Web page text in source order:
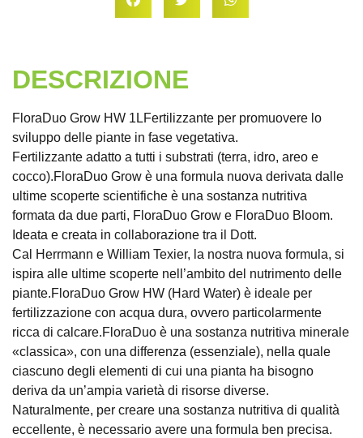
DESCRIZIONE
FloraDuo Grow HW 1LFertilizzante per promuovere lo
sviluppo delle piante in fase vegetativa.
Fertilizzante adatto a tutti i substrati (terra, idro, areo e
cocco).FloraDuo Grow è una formula nuova derivata dalle
ultime scoperte scientifiche è una sostanza nutritiva
formata da due parti, FloraDuo Grow e FloraDuo Bloom.
Ideata e creata in collaborazione tra il Dott.
Cal Herrmann e William Texier, la nostra nuova formula, si
ispira alle ultime scoperte nell’ambito del nutrimento delle
piante.FloraDuo Grow HW (Hard Water) è ideale per
fertilizzazione con acqua dura, ovvero particolarmente
ricca di calcare.FloraDuo è una sostanza nutritiva minerale
«classica», con una differenza (essenziale), nella quale
ciascuno degli elementi di cui una pianta ha bisogno
deriva da un’ampia varietà di risorse diverse.
Naturalmente, per creare una sostanza nutritiva di qualità
eccellente, è necessario avere una formula ben precisa.